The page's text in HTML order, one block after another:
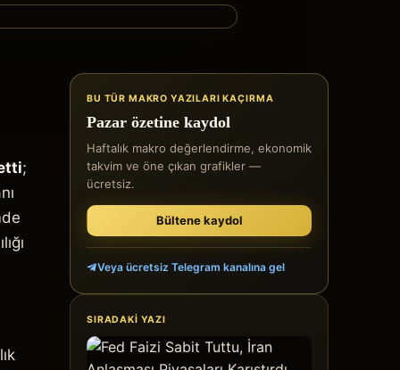
;
BU TÜR MAKRO YAZILARI KAÇIRMA
Pazar özetine kaydol
Haftalık makro değerlendirme, ekonomik
takvim ve öne çıkan grafikler —
ücretsiz.
Bültene kaydol
Veya ücretsiz Telegram kanalına gel
SIRADAKI YAZI